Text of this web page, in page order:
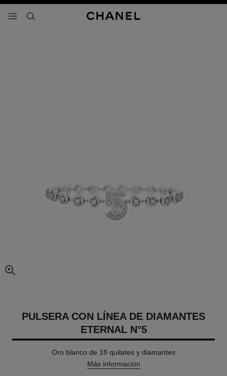
- navegación principal
buscar
imagen agrandada
PULSERA CON LÍNEA DE DIAMANTES
ETERNAL N°5
Oro blanco de 18 quilates y diamantes
Más información